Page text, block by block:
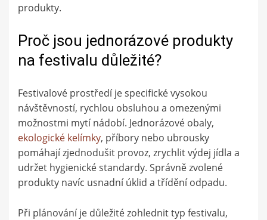
produkty.
Proč jsou jednorázové produkty
na festivalu důležité?
Festivalové prostředí je specifické vysokou
návštěvností, rychlou obsluhou a omezenými
možnostmi mytí nádobí. Jednorázové obaly,
ekologické kelímky, příbory nebo ubrousky
pomáhají zjednodušit provoz, zrychlit výdej jídla a
udržet hygienické standardy. Správně zvolené
produkty navíc usnadní úklid a třídění odpadu.
Při plánování je důležité zohlednit typ festivalu,